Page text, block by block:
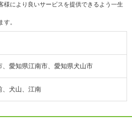
様により良いサービスを提供できるよう一生
。
、愛知県江南市、愛知県犬山市
、犬山、江南